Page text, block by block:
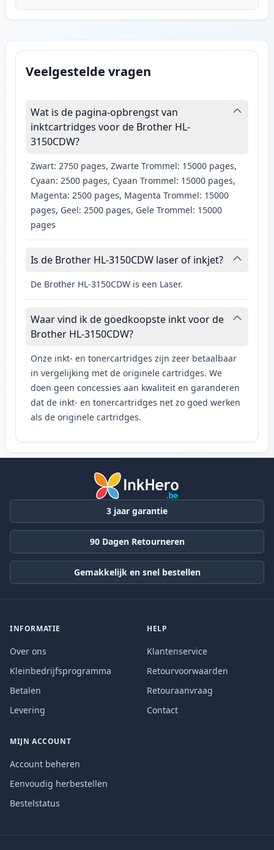
Veelgestelde vragen
Wat is de pagina-opbrengst van
inktcartridges voor de Brother HL-
3150CDW?
Zwart: 2750 pages, Zwarte Trommel: 15000 pages,
Cyaan: 2500 pages, Cyaan Trommel: 15000 pages,
Magenta: 2500 pages, Magenta Trommel: 15000
pages, Geel: 2500 pages, Gele Trommel: 15000
pages
Is de Brother HL-3150CDW laser of inkjet?
De Brother HL-3150CDW is een Laser.
Waar vind ik de goedkoopste inkt voor de
Brother HL-3150CDW?
Onze inkt- en tonercartridges zijn zeer betaalbaar
in vergelijking met de originele cartridges. We
doen geen concessies aan kwaliteit en garanderen
dat de inkt- en tonercartridges net zo goed werken
als de originele cartridges.
3 jaar garantie
90 Dagen Retourneren
Gemakkelijk en snel bestellen
INFORMATIE
Over ons
Kleinbedrijfsprogramma
Betalen
Levering
HELP
Klantenservice
Retourvoorwaarden
Retouraanvraag
Contact
MIJN ACCOUNT
Account beheren
Eenvoudig herbestellen
Bestelstatus